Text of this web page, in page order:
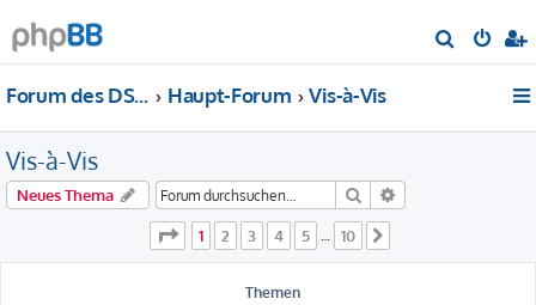
u
Forum des DS-Club Deutschland e.V. Haupt-Forum Vis-à-Vis
Vis-à-Vis
Neues Thema Suche
Seite 1von
1 2 3 4 5 … 10
Themen